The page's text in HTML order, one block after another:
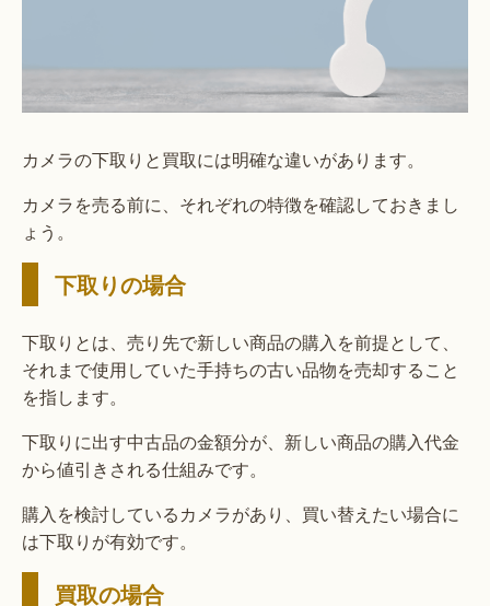
カメラの下取りと買取には明確な違いがあります。
カメラを売る前に、それぞれの特徴を確認しておきまし
ょう。
下取りの場合
下取りとは、売り先で新しい商品の購入を前提として、
それまで使用していた手持ちの古い品物を売却すること
を指します。
下取りに出す中古品の金額分が、新しい商品の購入代金
から値引きされる仕組みです。
購入を検討しているカメラがあり、買い替えたい場合に
は下取りが有効です。
買取の場合